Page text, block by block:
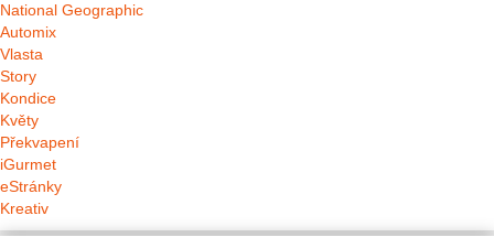
National Geographic
Automix
Vlasta
Story
Kondice
Květy
Překvapení
iGurmet
eStránky
Kreativ